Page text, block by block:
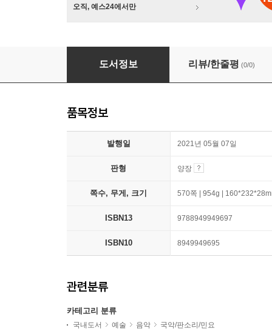
오직, 예스24에서만
조선의 악률론과 근대음악론
도서정보 리뷰/한줄평 (0/0)
품목정보
발행일 2021년 05월 07일
판형 양장
쪽수, 무게, 크기 570쪽 | 954g |
ISBN13 9788949949697
ISBN10 8949949695
관련분류
카테고리 분류
국내도서 예술 음악 국악/판소리/민요